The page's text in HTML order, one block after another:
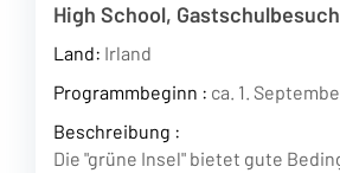
High School,
Land: Irland
Programmbeginn : ca. 1.
Beschreibung :
Die "grüne Insel" bietet gute